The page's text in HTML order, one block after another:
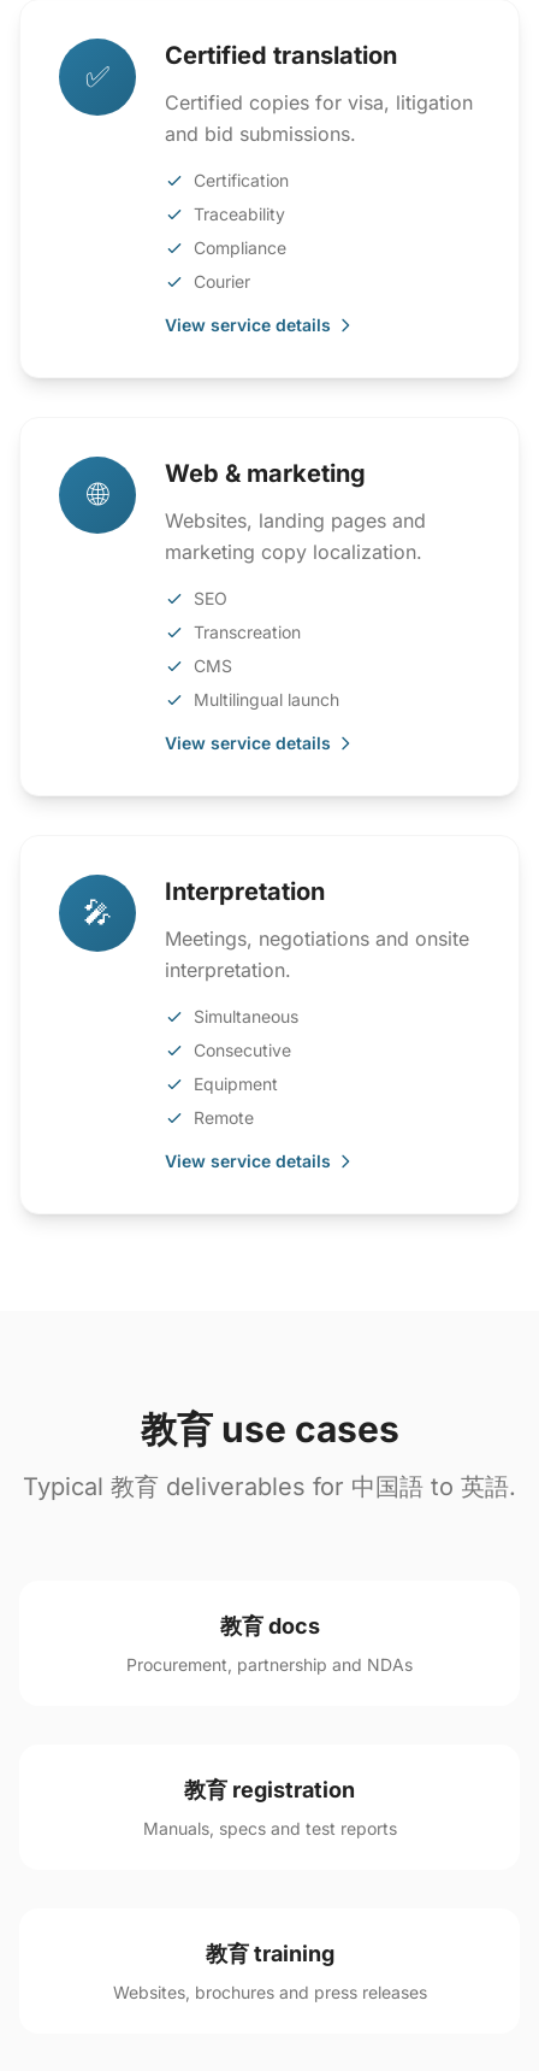
✅
Certified translation
Certified copies for visa, litigation
and bid submissions.
Certification
Traceability
Compliance
Courier
View service details
🌐
Web & marketing
Websites, landing pages and
marketing copy localization.
SEO
Transcreation
CMS
Multilingual launch
View service details
🎤
Interpretation
Meetings, negotiations and onsite
interpretation.
Simultaneous
Consecutive
Equipment
Remote
View service details
教育 use cases
Typical 教育 deliverables for 中国語 to 英語.
教育 docs
Procurement, partnership and NDAs
教育 registration
Manuals, specs and test reports
教育 training
Websites, brochures and press releases